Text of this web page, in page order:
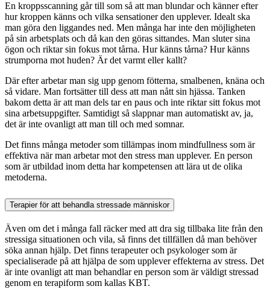
En kroppsscanning går till som så att man blundar och känner efter
hur kroppen känns och vilka sensationer den upplever. Idealt ska
man göra den liggandes ned. Men många har inte den möjligheten
på sin arbetsplats och då kan den göras sittandes. Man sluter sina
ögon och riktar sin fokus mot tårna. Hur känns tårna? Hur känns
strumporna mot huden? Är det varmt eller kallt?
Där efter arbetar man sig upp genom fötterna, smalbenen, knäna och
så vidare. Man fortsätter till dess att man nått sin hjässa. Tanken
bakom detta är att man dels tar en paus och inte riktar sitt fokus mot
sina arbetsuppgifter. Samtidigt så slappnar man automatiskt av, ja,
det är inte ovanligt att man till och med somnar.
Det finns många metoder som tillämpas inom mindfullness som är
effektiva när man arbetar mot den stress man upplever. En person
som är utbildad inom detta har kompetensen att lära ut de olika
metoderna.
Terapier för att behandla stressade människor
Även om det i många fall räcker med att dra sig tillbaka lite från den
stressiga situationen och vila, så finns det tillfällen då man behöver
söka annan hjälp. Det finns terapeuter och psykologer som är
specialiserade på att hjälpa de som upplever effekterna av stress. Det
är inte ovanligt att man behandlar en person som är väldigt stressad
genom en terapiform som kallas KBT.